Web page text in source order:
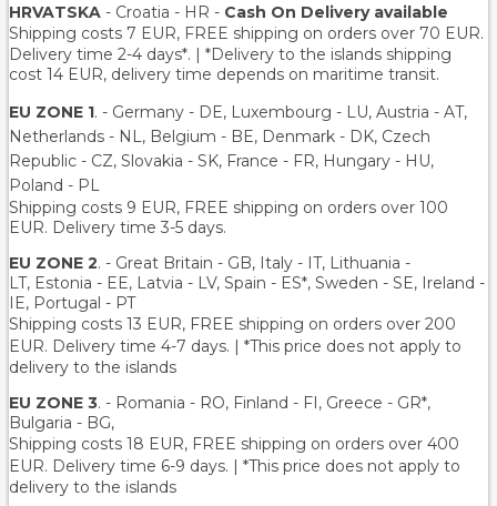
HRVATSKA - Croatia - HR - Cash On Delivery available
Shipping costs 7 EUR, FREE shipping on orders over 70 EUR.
Delivery time 2-4 days*. | *Delivery to the islands shipping
cost 14 EUR, delivery time depends on maritime transit.
EU ZONE 1. - Germany - DE, Luxembourg - LU, Austria - AT,
Netherlands - NL, Belgium - BE, Denmark - DK, Czech
Republic - CZ, Slovakia - SK, France - FR, Hungary - HU,
Poland - PL
Shipping costs 9 EUR, FREE shipping on orders over 100
EUR. Delivery time 3-5 days.
EU ZONE 2. - Great Britain - GB, Italy - IT, Lithuania -
LT, Estonia - EE, Latvia - LV, Spain - ES*, Sweden - SE, Ireland -
IE, Portugal - PT
Shipping costs 13 EUR, FREE shipping on orders over 200
EUR. Delivery time 4-7 days. | *This price does not apply to
delivery to the islands
EU ZONE 3. - Romania - RO, Finland - FI, Greece - GR*,
Bulgaria - BG,
Shipping costs 18 EUR, FREE shipping on orders over 400
EUR. Delivery time 6-9 days. | *This price does not apply to
delivery to the islands